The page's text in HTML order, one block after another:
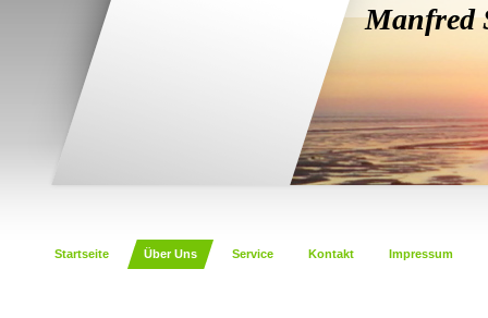
Manfred
Startseite Über Uns Service Kontakt Impressum